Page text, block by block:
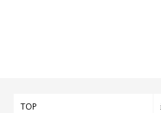
※写真はスマホアプリ「まいにち
TOP